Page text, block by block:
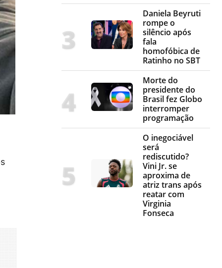
Daniela Beyruti
rompe o
silêncio após
fala
homofóbica de
Ratinho no SBT
Morte do
presidente do
Brasil fez Globo
interromper
programação
O inegociável
será
rediscutido?
Vini Jr. se
aproxima de
atriz trans após
reatar com
Virginia
Fonseca